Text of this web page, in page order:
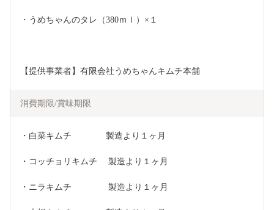
・うめちゃんのタレ（380ｍｌ）×１
【提供事業者】有限会社うめちゃんキムチ本舗
消費期限/賞味期限
・白菜キムチ　　　　製造より１ヶ月
・コッチョリキムチ　 製造より１ヶ月
・ニラキムチ　　　　 製造より１ヶ月